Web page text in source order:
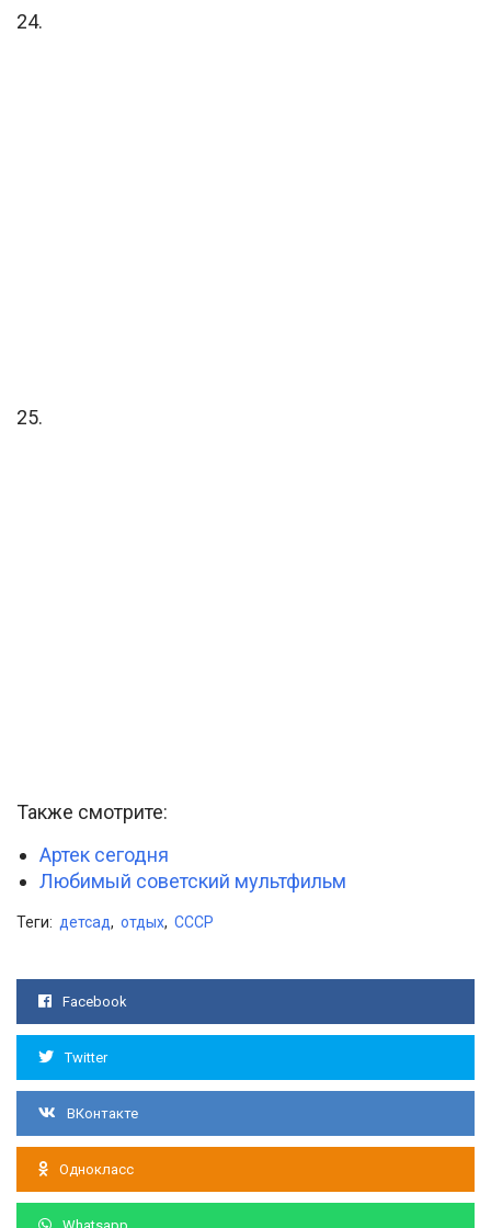
24.
25.
Также смотрите:
Артек сегодня
Любимый советский мультфильм
Теги: детсад, отдых, СССР
Facebook
Twitter
ВКонтакте
Однокласс